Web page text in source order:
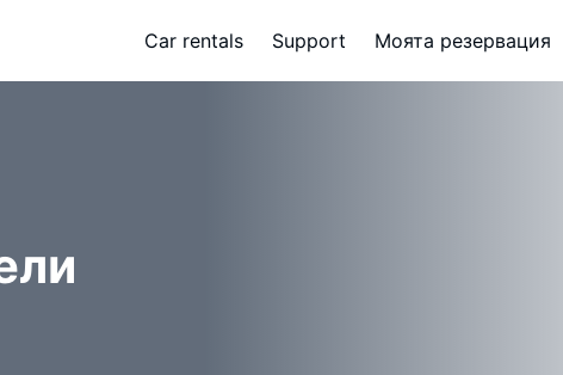
Car rentals Support Моята резервация